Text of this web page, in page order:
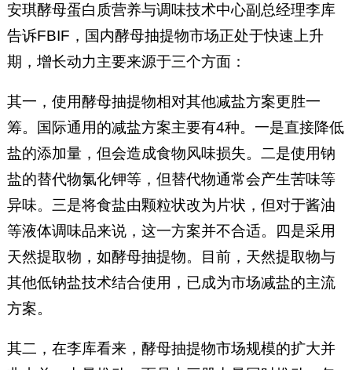
安琪酵母蛋白质营养与调味技术中心副总经理李库
告诉FBIF，国内酵母抽提物市场正处于快速上升
期，增长动力主要来源于三个方面：
其一，使用酵母抽提物相对其他减盐方案更胜一
筹。国际通用的减盐方案主要有4种。一是直接降低
盐的添加量，但会造成食物风味损失。二是使用钠
盐的替代物氯化钾等，但替代物通常会产生苦味等
异味。三是将食盐由颗粒状改为片状，但对于酱油
等液体调味品来说，这一方案并不合适。四是采用
天然提取物，如酵母抽提物。目前，天然提取物与
其他低钠盐技术结合使用，已成为市场减盐的主流
方案。
其二，在李库看来，酵母抽提物市场规模的扩大并